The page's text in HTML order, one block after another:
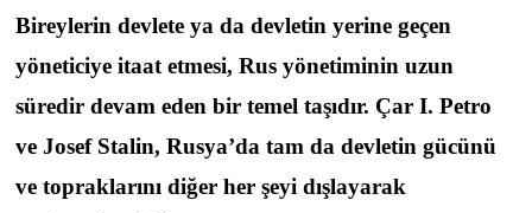
Bireylerin devlete ya da devletin yerine geçen
yöneticiye itaat etmesi, Rus yönetiminin uzun
süredir devam eden bir temel taşıdır. Çar I. Petro
ve Josef Stalin, Rusya’da tam da devletin gücünü
ve topraklarını diğer her şeyi dışlayarak